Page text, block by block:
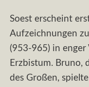
Soest erscheint
Aufzeichnungen
(953-965) in
Erzbistum. Bruno,
des Großen,